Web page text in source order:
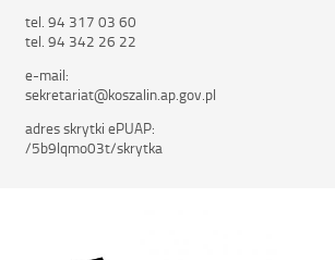
tel. 94 317 03 60
tel. 94 342 26 22
e-mail:
sekretariat@koszalin.ap.gov.pl
adres skrytki ePUAP:
/5b9lqmo03t/skrytka